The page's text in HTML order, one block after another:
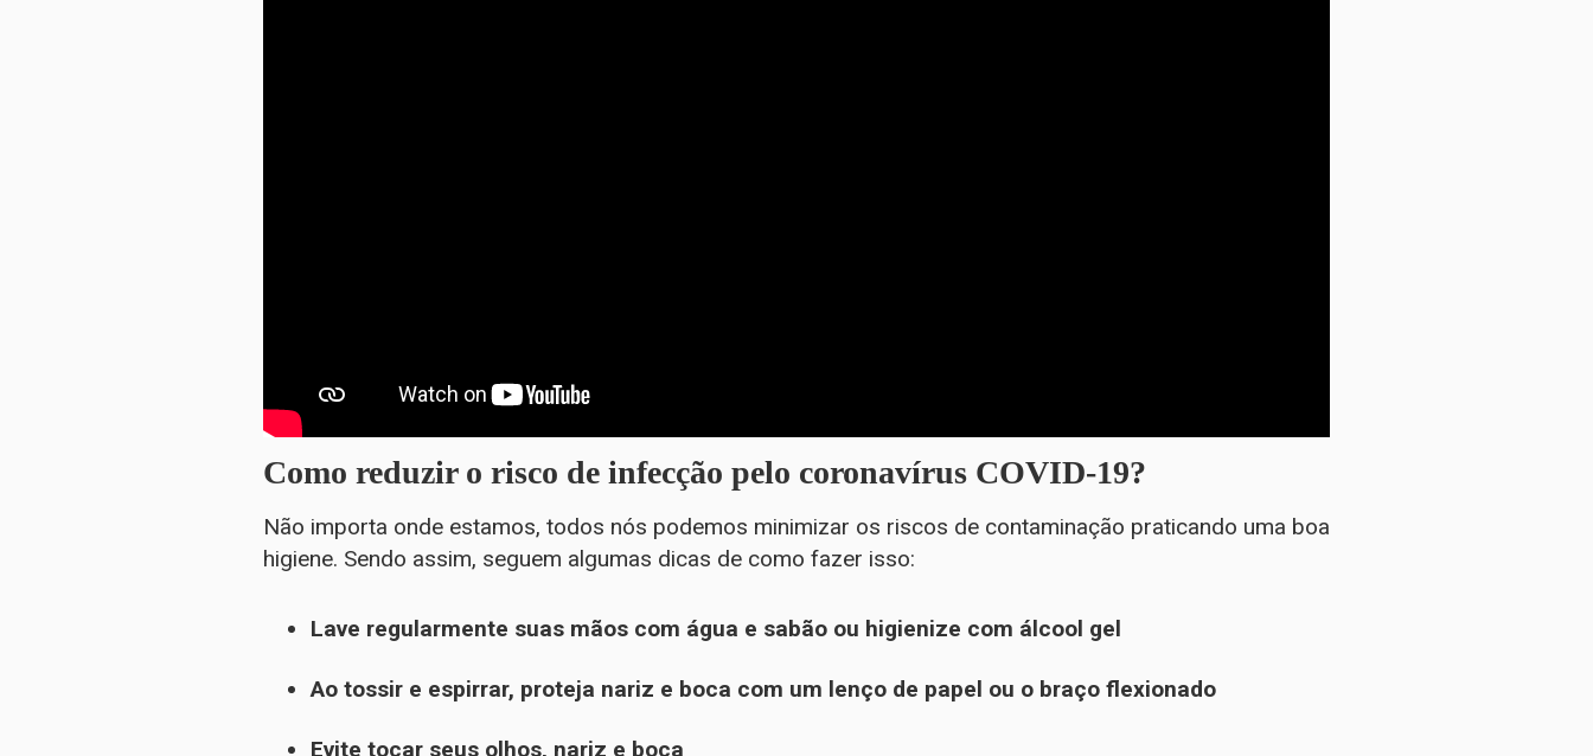
Como reduzir o risco de infecção pelo coronavírus COVID-19?
Não importa onde estamos, todos nós podemos minimizar os riscos de contaminação praticando uma boa
higiene. Sendo assim, seguem algumas dicas de como fazer isso:
Lave regularmente suas mãos com água e sabão ou higienize com álcool gel
Ao tossir e espirrar, proteja nariz e boca com um lenço de papel ou o braço flexionado
Evite tocar seus olhos, nariz e boca